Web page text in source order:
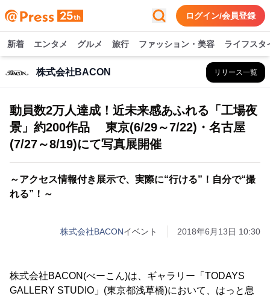
ログイン/会員登録
新着 エンタメ グルメ 旅行 ファッション・美容 ライフスタ
株式会社BACON リリース一覧
動員数2万人達成！近未来感あふれる「工場夜
景」約200作品 東京(6/29～7/22)・名古屋
(7/27～8/19)にて写真展開催
～アクセス情報付き展示で、実際に“行ける”！自分で“撮
れる”！～
株式会社BACONイベント 2018年6月13日 10:30
株式会社BACON(べーこん)は、ギャラリー「TODAYS
GALLERY STUDIO」(東京都浅草橋)において、はっと息